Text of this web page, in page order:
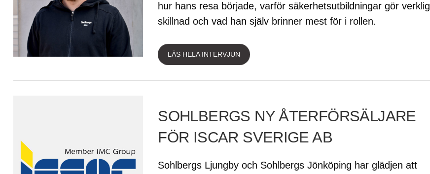
hur hans resa började, varför säkerhetsutbildningar gör verklig
skillnad och vad han själv brinner mest för i rollen.
LÄS HELA INTERVJUN
SOHLBERGS NY ÅTERFÖRSÄLJARE
FÖR ISCAR SVERIGE AB
Sohlbergs Ljungby och Sohlbergs Jönköping har glädjen att